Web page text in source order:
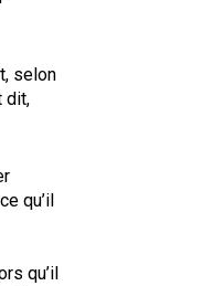
selon
dit,
qu’il
qu’il